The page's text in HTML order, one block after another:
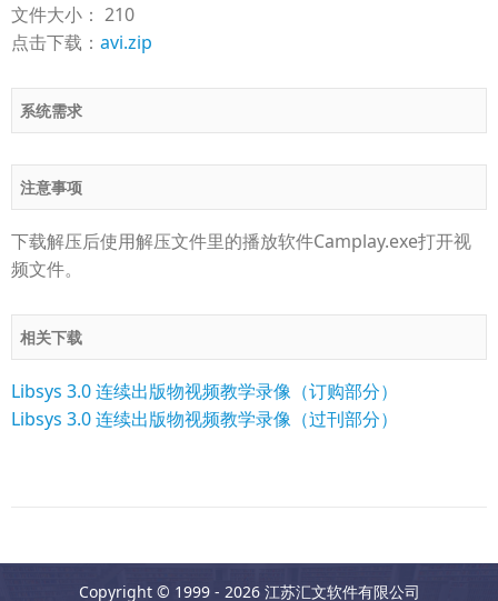
文件大小： 210
点击下载： avi.zip
系统需求
注意事项
下载解压后使用解压文件里的播放软件Camplay.exe打开视
频文件。
相关下载
Libsys 3.0 连续出版物视频教学录像（订购部分）
Libsys 3.0 连续出版物视频教学录像（过刊部分）
Copyright © 1999 - 2026 江苏汇文软件有限公司